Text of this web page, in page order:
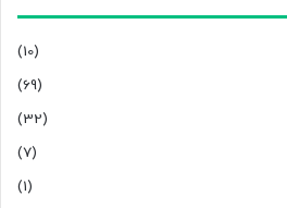
(10)
(69)
(32)
(7)
(1)